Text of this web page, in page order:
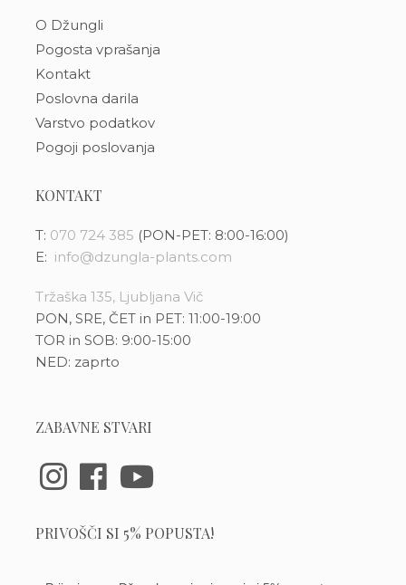
O Džungli
Pogosta vprašanja
Kontakt
Poslovna darila
Varstvo podatkov
Pogoji poslovanja
KONTAKT
T: 070 724 385 (PON-PET: 8:00-16:00)
E: info@dzungla-plants.com
Tržaška 135, Ljubljana Vič
PON, SRE, ČET in PET: 11:00-19:00
TOR in SOB: 9:00-15:00
NED: zaprto
ZABAVNE STVARI
PRIVOŠČI SI 5% POPUSTA!